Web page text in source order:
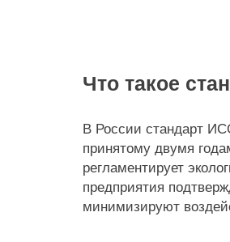
Что такое
В России стандарт
принятому двумя
регламентирует
предприятия
минимизируют